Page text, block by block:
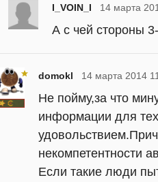
I_VOIN_I 14 марта
А с чей стороны
domokl 14 марта 2014
Не пойму,за что
информации для
некомпетентности
Если такие люди